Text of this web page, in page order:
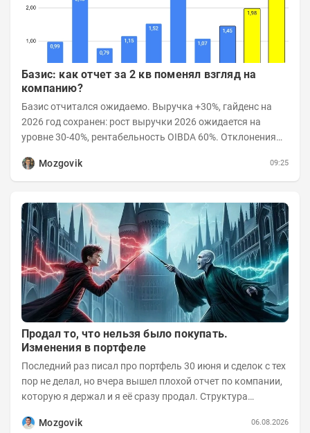
Базис: как отчет за 2 кв поменял взгляд на
компанию?
Базис отчитался ожидаемо. Выручка +30%, гайденс на
2026 год сохранен: рост выручки 2026 ожидается на
уровне 30-40%, рентабельность OIBDA 60%. Отклонения
Mozgovik
09:25
Продал то, что нельзя было покупать.
Изменения в портфеле
Последний раз писал про портфель 30 июня и сделок с тех
пор не делал, но вчера вышел плохой отчет по компании,
которую я держал и я её сразу продал. Структура
Mozgovik
06.08.2026